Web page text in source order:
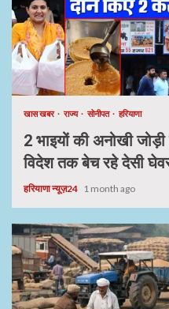
खास खबर राज्य सोनीपत हरियाणा
2 भाइयों की अनोखी
विदेश तक बेच रहे देसी
हरियाणा न्यूज़24 1 month ago